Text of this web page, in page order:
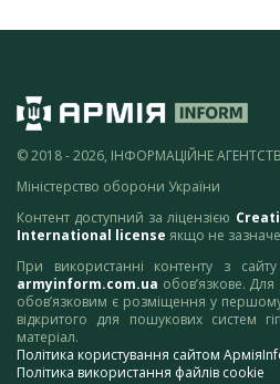
© 2018 - 2026, ІНФОРМАЦІЙНЕ
Міністерство оборони України
Контент доступний за ліцензією
International license якщо не
При використанні контенту з
armyinform.com.ua обов’язкове. Для
обов’язковим є розміщення у
відкритого для пошукових систем
матеріал.
Політика користування сайтом
Політика використання файлів cookie